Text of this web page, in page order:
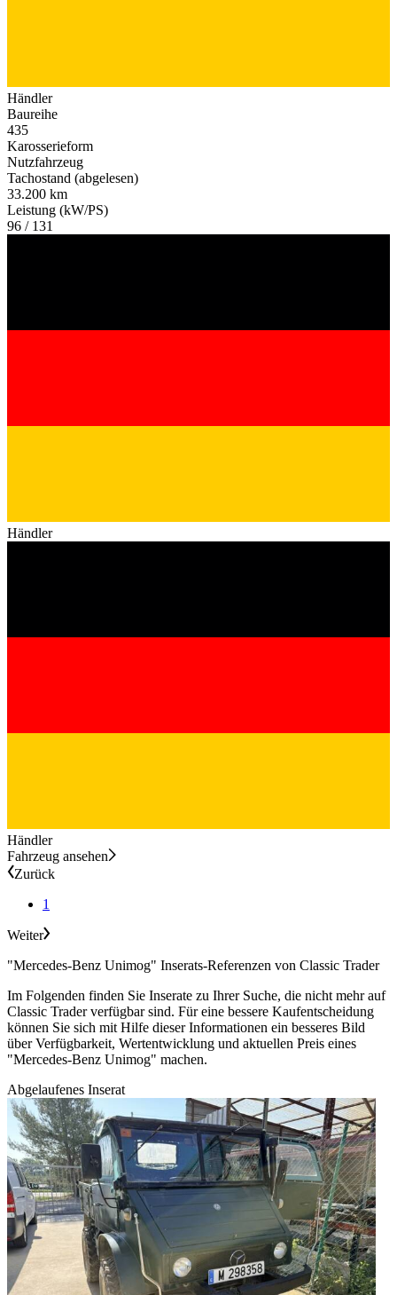
Händler
Baureihe
435
Karosserieform
Nutzfahrzeug
Tachostand (abgelesen)
33.200 km
Leistung (kW/PS)
96 / 131
Händler
Händler
Fahrzeug ansehen
Zurück
1
Weiter
"Mercedes-Benz Unimog" Inserats-Referenzen von Classic Trader
Im Folgenden finden Sie Inserate zu Ihrer Suche, die nicht mehr auf
Classic Trader verfügbar sind. Für eine bessere Kaufentscheidung
können Sie sich mit Hilfe dieser Informationen ein besseres Bild
über Verfügbarkeit, Wertentwicklung und aktuellen Preis eines
"Mercedes-Benz Unimog" machen.
Abgelaufenes Inserat